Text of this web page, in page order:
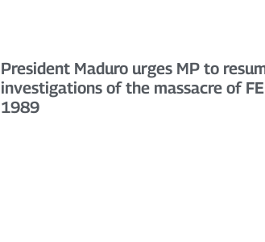
President Maduro urges MP to
investigations of the massacre of
1989